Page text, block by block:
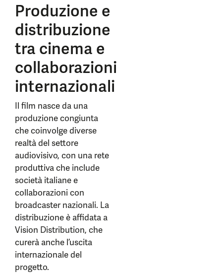
Produzione e
distribuzione
tra cinema e
collaborazioni
internazionali
Il film nasce da una
produzione congiunta
che coinvolge diverse
realtà del settore
audiovisivo, con una rete
produttiva che include
società italiane e
collaborazioni con
broadcaster nazionali. La
distribuzione è affidata a
Vision Distribution, che
curerà anche l’uscita
internazionale del
progetto.